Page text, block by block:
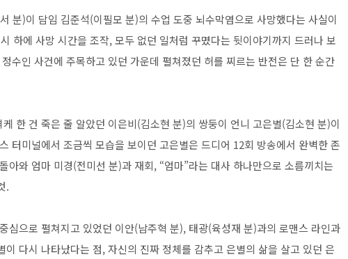
분)이 담임 김준석(이필모 분)의 수업 도중 뇌수막염으로 사망했다는 사실이
하에 사망 시간을 조작, 모두 없던 일처럼 꾸몄다는 뒷이야기까지 드러나 보
수인 사건에 주목하고 있던 가운데 펼쳐졌던 허를 찌르는 반전은 단 한 순간
한 건 죽은 줄 알았던 이은비(김소현 분)의 쌍둥이 언니 고은별(김소현 분)이
터미널에서 조금씩 모습을 보이던 고은별은 드디어 12회 방송에서 완벽한 존
아와 엄마 미경(전미선 분)과 재회, “엄마”라는 대사 하나만으로 소름끼치는
.
심으로 펼쳐지고 있었던 이안(남주혁 분), 태광(육성재 분)과의 로맨스 라인과
다시 나타났다는 점, 자신의 진짜 정체를 감추고 은별의 삶을 살고 있던 은